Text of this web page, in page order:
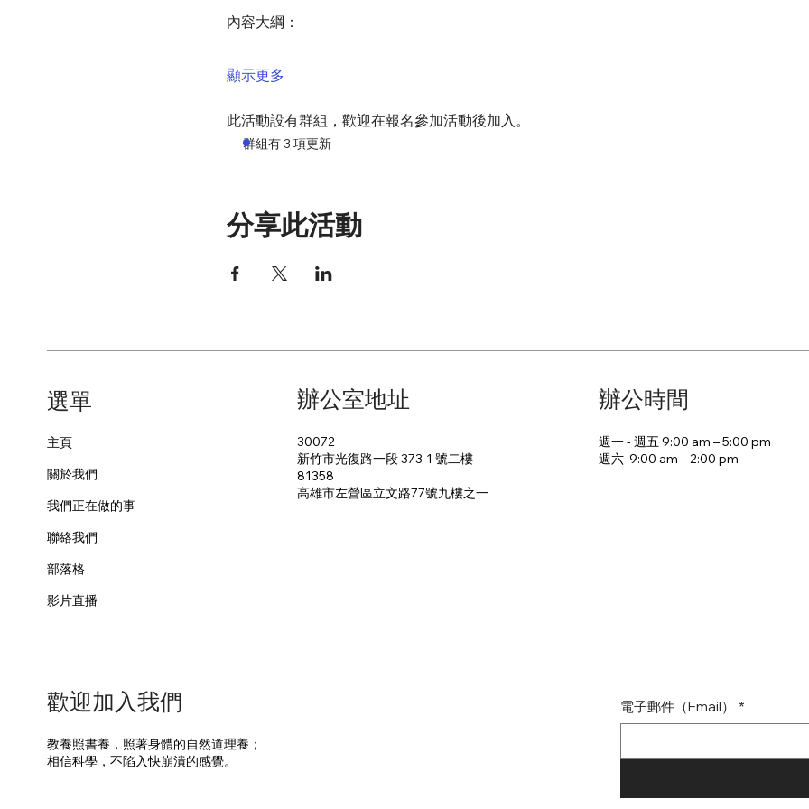
內容大綱：
顯示更多
此活動設有群組，歡迎在報名參加活動後加入。
群組有 3 項更新
分享此活動
主頁
關於我們
我們正在做的事
聯絡我們
部落格
影片直播
​選單 辦公室地址
30072
新竹市光復路一段 373-1 號二樓
81358
​高雄市左營區立文路77號九樓之一
週一 - 週五 9:00 am – 5:00 pm
週六 9:00 am – 2:00 pm​
辦公時間
​歡迎加入我們
教養照書養，照著身體的自然道理養；
​相信科學，不陷入快崩潰的感覺。
電子郵件（Email） *